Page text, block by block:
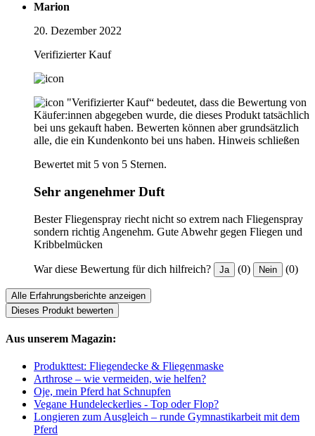
Marion
20. Dezember 2022
Verifizierter Kauf
"Verifizierter Kauf“ bedeutet, dass die Bewertung von
Käufer:innen abgegeben wurde, die dieses Produkt tatsächlich
bei uns gekauft haben. Bewerten können aber grundsätzlich
alle, die ein Kundenkonto bei uns haben. Hinweis schließen
Bewertet mit 5 von 5 Sternen.
Sehr angenehmer Duft
Bester Fliegenspray riecht nicht so extrem nach Fliegenspray
sondern richtig Angenehm. Gute Abwehr gegen Fliegen und
Kribbelmücken
War diese Bewertung für dich hilfreich? Ja (0) Nein (0)
Alle Erfahrungsberichte anzeigen
Dieses Produkt bewerten
Aus unserem Magazin:
Produkttest: Fliegendecke & Fliegenmaske
Arthrose – wie vermeiden, wie helfen?
Oje, mein Pferd hat Schnupfen
Vegane Hundeleckerlies - Top oder Flop?
Longieren zum Ausgleich – runde Gymnastikarbeit mit dem
Pferd